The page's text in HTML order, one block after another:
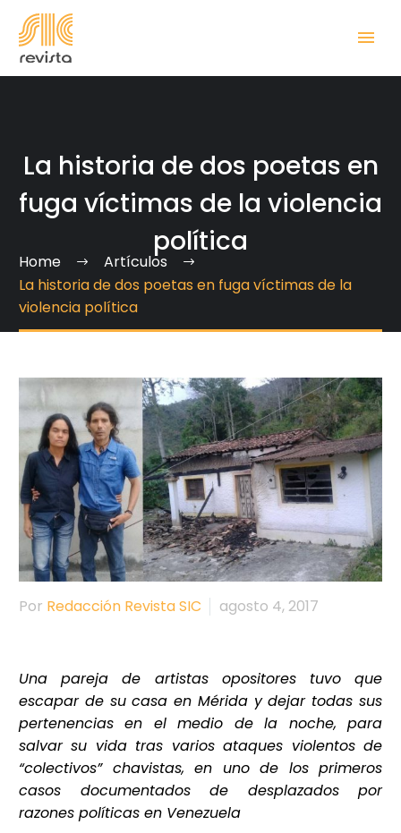
La historia de dos poetas en
fuga víctimas de la violencia
política
Home
Artículos
La historia de dos poetas en fuga víctimas de la
violencia política
Por Redacción Revista SIC agosto 4, 2017
Una pareja de artistas opositores tuvo que
escapar de su casa en Mérida y dejar todas sus
pertenencias en el medio de la noche, para
salvar su vida tras varios ataques violentos de
“colectivos” chavistas, en uno de los primeros
casos documentados de desplazados por
razones políticas en Venezuela